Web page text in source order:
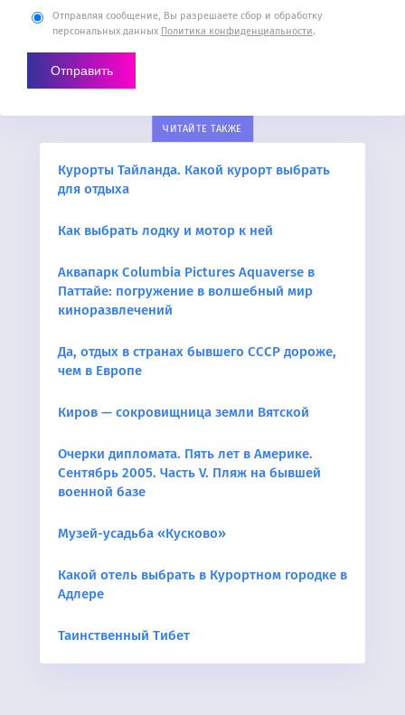
Отправляя сообщение, Вы разрешаете сбор и обработку
персональных данных Политика конфиденциальности.
ЧИТАЙТЕ ТАКЖЕ
Курорты Тайланда. Какой курорт выбрать
для отдыха
Как выбрать лодку и мотор к ней
Аквапарк Columbia Pictures Aquaverse в
Паттайе: погружение в волшебный мир
киноразвлечений
Да, отдых в странах бывшего СССР дороже,
чем в Европе
Киров — сокровищница земли Вятской
Очерки дипломата. Пять лет в Америке.
Cентябрь 2005. Часть V. Пляж на бывшей
военной базе
Музей-усадьба «Кусково»
Какой отель выбрать в Курортном городке в
Адлере
Таинственный Тибет